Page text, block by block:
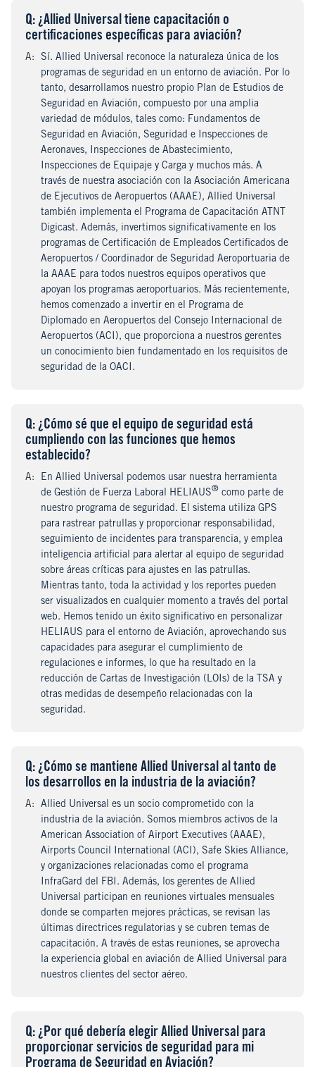
Question
: ¿Allied Universal tiene capacitación o
certificaciones específicas para aviación?
Answer
:
Sí. Allied Universal reconoce la naturaleza única de los
programas de seguridad en un entorno de aviación. Por lo
tanto, desarrollamos nuestro propio Plan de Estudios de
Seguridad en Aviación, compuesto por una amplia
variedad de módulos, tales como: Fundamentos de
Seguridad en Aviación, Seguridad e Inspecciones de
Aeronaves, Inspecciones de Abastecimiento,
Inspecciones de Equipaje y Carga y muchos más. A
través de nuestra asociación con la Asociación Americana
de Ejecutivos de Aeropuertos (AAAE), Allied Universal
también implementa el Programa de Capacitación ATNT
Digicast. Además, invertimos significativamente en los
programas de Certificación de Empleados Certificados de
Aeropuertos / Coordinador de Seguridad Aeroportuaria de
la AAAE para todos nuestros equipos operativos que
apoyan los programas aeroportuarios. Más recientemente,
hemos comenzado a invertir en el Programa de
Diplomado en Aeropuertos del Consejo Internacional de
Aeropuertos (ACI), que proporciona a nuestros gerentes
un conocimiento bien fundamentado en los requisitos de
seguridad de la OACI.
Question
: ¿Cómo sé que el equipo de seguridad está
cumpliendo con las funciones que hemos
establecido?
Answer
:
En Allied Universal podemos usar nuestra herramienta
de Gestión de Fuerza Laboral HELIAUS® como parte de
nuestro programa de seguridad. El sistema utiliza GPS
para rastrear patrullas y proporcionar responsabilidad,
seguimiento de incidentes para transparencia, y emplea
inteligencia artificial para alertar al equipo de seguridad
sobre áreas críticas para ajustes en las patrullas.
Mientras tanto, toda la actividad y los reportes pueden
ser visualizados en cualquier momento a través del portal
web. Hemos tenido un éxito significativo en personalizar
HELIAUS para el entorno de Aviación, aprovechando sus
capacidades para asegurar el cumplimiento de
regulaciones e informes, lo que ha resultado en la
reducción de Cartas de Investigación (LOIs) de la TSA y
otras medidas de desempeño relacionadas con la
seguridad.
Question
: ¿Cómo se mantiene Allied Universal al tanto de
los desarrollos en la industria de la aviación?
Answer
:
Allied Universal es un socio comprometido con la
industria de la aviación. Somos miembros activos de la
American Association of Airport Executives (AAAE),
Airports Council International (ACI), Safe Skies Alliance,
y organizaciones relacionadas como el programa
InfraGard del FBI. Además, los gerentes de Allied
Universal participan en reuniones virtuales mensuales
donde se comparten mejores prácticas, se revisan las
últimas directrices regulatorias y se cubren temas de
capacitación. A través de estas reuniones, se aprovecha
la experiencia global en aviación de Allied Universal para
nuestros clientes del sector aéreo.
Question
: ¿Por qué debería elegir Allied Universal para
proporcionar servicios de seguridad para mi
Programa de Seguridad en Aviación?